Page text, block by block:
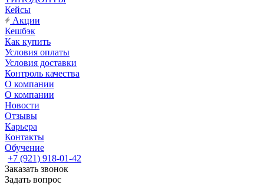
Кейсы
Акции
Кешбэк
Как купить
Условия оплаты
Условия доставки
Контроль качества
О компании
О компании
Новости
Отзывы
Карьера
Контакты
Обучение
+7 (921) 918-01-42
Заказать звонок
Задать вопрос